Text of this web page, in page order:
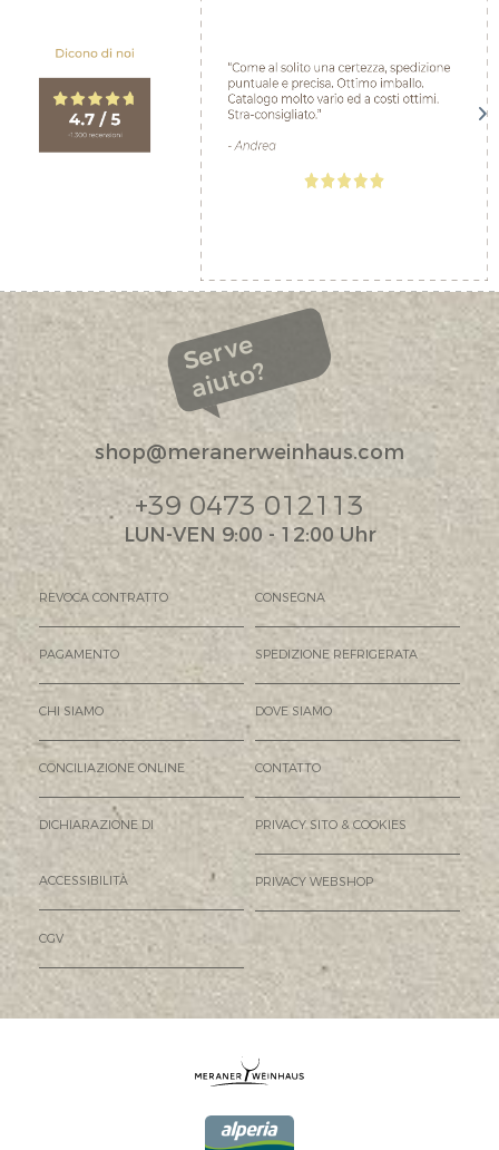
Serve
aiuto?
shop@meranerweinhaus.com
+39 0473 012113
LUN-VEN 9:00 - 12:00 Uhr
REVOCA CONTRATTO CONSEGNA
PAGAMENTO SPEDIZIONE REFRIGERATA
CHI SIAMO DOVE SIAMO
CONCILIAZIONE ONLINE CONTATTO
DICHIARAZIONE DI
ACCESSIBILITÀ
PRIVACY SITO & COOKIES
PRIVACY WEBSHOP
CGV